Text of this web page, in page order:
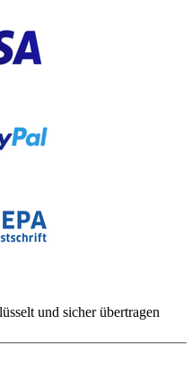
und sicher übertragen